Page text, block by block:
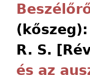
(kőszeg):
R. S.
és az